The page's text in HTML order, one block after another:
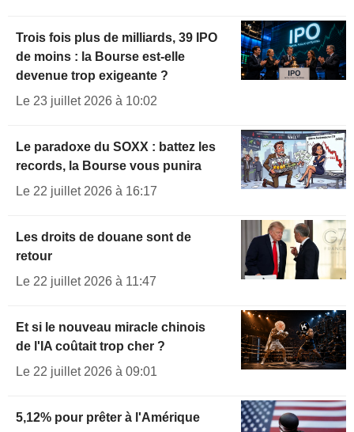
Trois fois plus de milliards, 39 IPO
de moins : la Bourse est-elle
devenue trop exigeante ?
Le 23 juillet 2026 à 10:02
Le paradoxe du SOXX : battez les
records, la Bourse vous punira
Le 22 juillet 2026 à 16:17
Les droits de douane sont de
retour
Le 22 juillet 2026 à 11:47
Et si le nouveau miracle chinois
de l'IA coûtait trop cher ?
Le 22 juillet 2026 à 09:01
5,12% pour prêter à l'Amérique